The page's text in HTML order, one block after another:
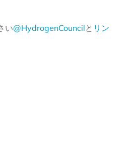
い@HydrogenCouncil と リン